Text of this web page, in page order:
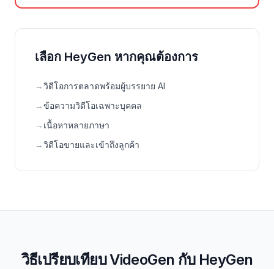
เลือก HeyGen หากคุณต้องการ
→วิดีโอการตลาดพร้อมผู้บรรยาย AI
→ข้อความวิดีโอเฉพาะบุคคล
→ เนื้อหาหลายภาษา
→วิดีโอขายและเข้าถึงลูกค้า
วิธีเปรียบเทียบ VideoGen กับ HeyGen